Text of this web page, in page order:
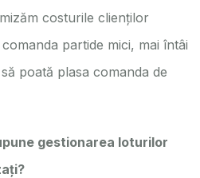
costurile clienților
partide mici, mai întâi
poată plasa comanda de
gestionarea loturilor